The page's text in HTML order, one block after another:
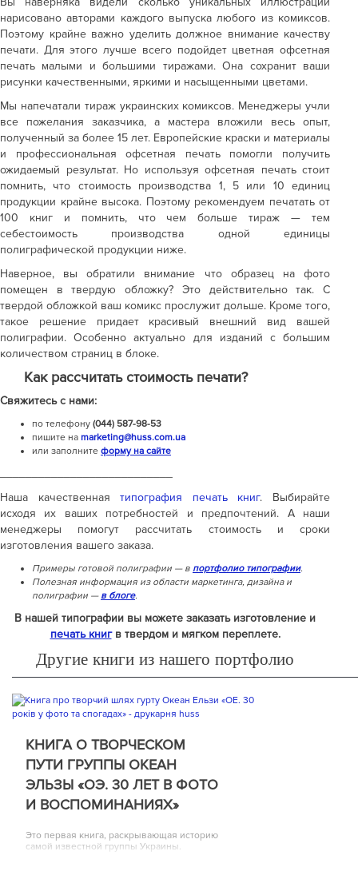
нарисовано авторами каждого выпуска любого из комиксов.
Поэтому крайне важно уделить должное внимание качеству
печати. Для этого лучше всего подойдет цветная офсетная
печать малыми и большими тиражами. Она сохранит ваши
рисунки качественными, яркими и насыщенными цветами.
Мы напечатали тираж украинских комиксов. Менеджеры учли
все пожелания заказчика, а мастера вложили весь опыт,
полученный за более 15 лет. Европейские краски и материалы
и профессиональная офсетная печать помогли получить
ожидаемый результат. Но используя офсетная печать стоит
помнить, что стоимость производства 1, 5 или 10 единиц
продукции крайне высока. Поэтому рекомендуем печатать от
100 книг и помнить, что чем больше тираж — тем
себестоимость производства одной единицы
полиграфической продукции ниже.
Наверное, вы обратили внимание что образец на фото
помещен в твердую обложку? Это действительно так. С
твердой обложкой ваш комикс прослужит дольше. Кроме того,
такое решение придает красивый внешний вид вашей
полиграфии. Особенно актуально для изданий с большим
количеством страниц в блоке.
Как рассчитать стоимость печати?
Свяжитесь с нами:
по телефону (044) 587-98-53
пишите на marketing@huss.com.ua
или заполните форму на сайте
Наша качественнаятипография печать книг. Выбирайте
исходя их ваших потребностей и предпочтений. А наши
менеджеры помогут рассчитать стоимость и сроки
изготовления вашего заказа.
Примеры готовой полиграфии — в портфолио типографии.
Полезная информация из области маркетинга, дизайна и
полиграфии — в блоге.
В нашей типографии вы можете заказать изготовление и
печать книгв твердом и мягком переплете.
Другие книги из нашего портфолио
КНИГА О ТВОРЧЕСКОМ
ПУТИ ГРУППЫ ОКЕАН
ЭЛЬЗЫ «ОЭ. 30 ЛЕТ В ФОТО
И ВОСПОМИНАНИЯХ»
Это первая книга, раскрывающая историю
самой известной группы Украины.